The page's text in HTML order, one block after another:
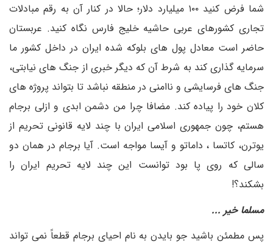
شما فرض کنید ۱۰۰ میلیارد دلار؛ حالا در کنار آن به رقم مبادلات
تجاری کشورهای عربی حاشیه خلیج فارس نگاه کنید. عربستان
حاضر است معادل پول های بلوکه شده ایران در داخل کشور ما
سرمایه گذاری کند به شرط آن که دیگر خبری از جنگ های نیابتی،
جنگ های فرسایشی و ناامنی در منطقه نباشد تا بتواند پروژه های
کلان خود را پیاده کند. مضافا چرا من دشمن ابدی و ازلی برجام
هستم، چون جمهوری اسلامی ایران با چند لایه قانونی تحریم از
یوترن، کاتسا ، داماتو و آیسا مواجه است. آیا برجام در همان دو
سالی که روی پا بود توانست این چند لایه تحریم ایران را
بشکند؟!
مسلما خیر ...
پس مطمئن باشید جو بایدن به نام احیای برجام قطعاً نمی تواند